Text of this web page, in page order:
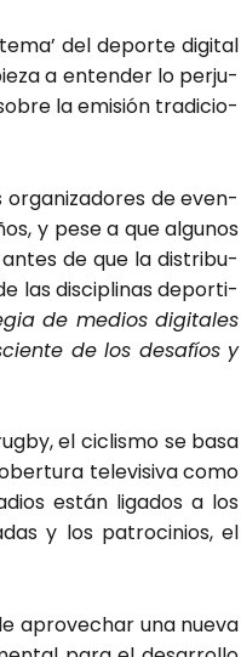
del depor­te digi­tal
a enten­der lo per­ju­
la emi­sión tra­di­cio­
orga­ni­za­do­res de even­
y pese a que algu­nos
de que la dis­tri­bu­
las dis­ci­pli­nas depor­ti­
de medios digi­ta­les
de los desa­fíos y
el ciclis­mo se basa
tele­vi­si­va como
están liga­dos a los
y los patro­ci­nios, el
apro­ve­char una nue­va